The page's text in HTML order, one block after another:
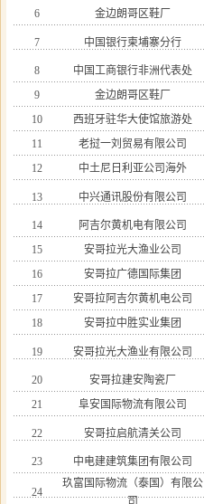
6 金边朗哥区鞋厂
7 中国银行柬埔寨分行
8 中国工商银行非洲代表处
9
金边朗哥区鞋厂
10
西班牙驻华大使馆旅游处
11
老挝一刘贸易有限公司
12
中土尼日利亚公司海外
13 中兴通讯股份有限公司
14 阿吉尔黄机电有限公司
15
安哥拉光大渔业公司
16
安哥拉广德国际集团
17
安哥拉阿吉尔黄机电公司
18
安哥拉中胜实业集团
19 安哥拉光大渔业有限公司
20 安哥拉建安陶瓷厂
21
阜安国际物流有限公司
22 安哥拉启航清关公司
23 中电建建筑集团有限公司
24
玖富国际物流（泰国）有限公
司